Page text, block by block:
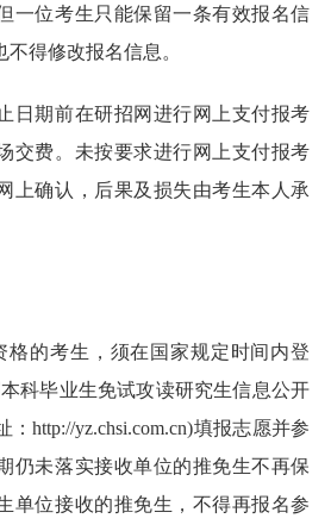
一位考生只能保留一条有效报名信
得修改报名信息。
日期前在研招网进行网上支付报考
交费。未按要求进行网上支付报考
上确认，后果及损失由考生本人承
格的考生，须在国家规定时间内登
科毕业生免试攻读研究生信息公开
http://yz.chsi.com.cn)填报志愿并参
仍未落实接收单位的推免生不再保
单位接收的推免生，不得再报名参